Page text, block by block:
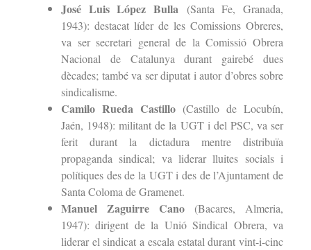
José Luis López Bulla (Santa Fe, Granada,
1943): destacat líder de les Comissions Obreres,
va ser secretari general de la Comissió Obrera
Nacional de Catalunya durant gairebé dues
dècades; també va ser diputat i autor d’obres sobre
sindicalisme.
Camilo Rueda Castillo(Castillo de Locubín,
Jaén, 1948): militant de la UGT i del PSC, va ser
ferit durant la dictadura mentre distribuïa
propaganda sindical; va liderar lluites socials i
polítiques des de la UGT i des de l’Ajuntament de
Santa Coloma de Gramenet.
Manuel Zaguirre Cano(Bacares, Almeria,
1947): dirigent de la Unió Sindical Obrera, va
liderar el sindicat a escala estatal durant vint-i-cinc